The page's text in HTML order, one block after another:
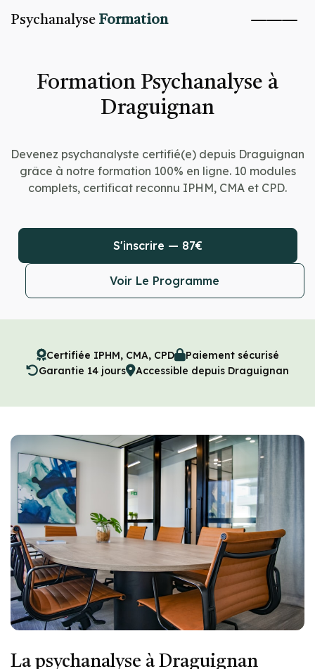
Psychanalyse Formation
Formation Psychanalyse à
Draguignan
Devenez psychanalyste certifié(e) depuis Draguignan
grâce à notre formation 100% en ligne. 10 modules
complets, certificat reconnu IPHM, CMA et CPD.
S'inscrire — 87€
Voir Le Programme
Certifiée IPHM, CMA, CPD
Paiement sécurisé
Garantie 14 jours
Accessible depuis Draguignan
La psychanalyse à Draguignan